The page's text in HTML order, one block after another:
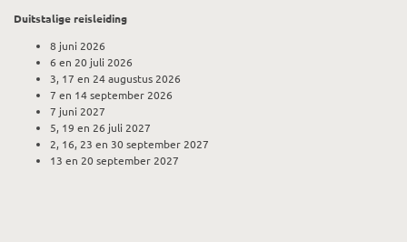
Duitstalige reisleiding
8 juni 2026
6 en 20 juli 2026
3, 17 en 24 augustus 2026
7 en 14 september 2026
7 juni 2027
5, 19 en 26 juli 2027
2, 16, 23 en 30 september 2027
13 en 20 september 2027